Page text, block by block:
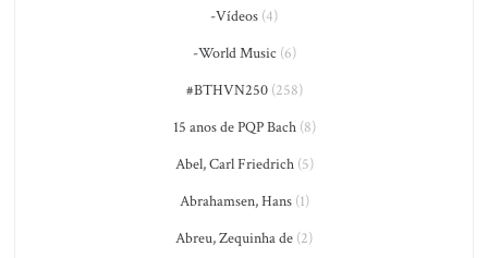
-Vídeos (4)
-World Music (6)
#BTHVN250(258)
15 anos de PQP Bach(8)
Abel, Carl Friedrich(5)
Abrahamsen, Hans(1)
Abreu, Zequinha de (2)